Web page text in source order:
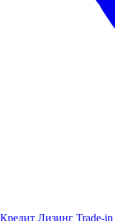
Кредит Лизинг Trade-in